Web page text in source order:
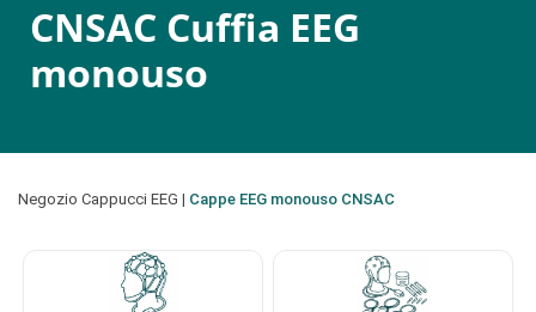
CNSAC Cuffia EEG
monouso
Negozio Cappucci EEG | Cappe EEG monouso CNSAC